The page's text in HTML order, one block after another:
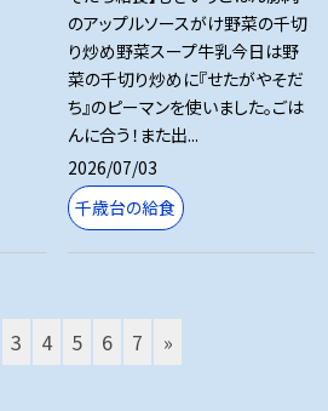
のアップルソースがけ野菜の千切
り炒め野菜スープ牛乳今日は野
菜の千切り炒めに『せたがやそだ
ち』のピーマンを使いました。ごは
んに合う！また出...
2026/07/03
千歳台の給食
3 4 5 6 7 »